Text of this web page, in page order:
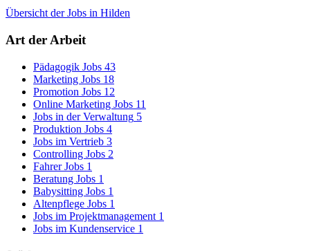
Übersicht der Jobs in Hilden
Art der Arbeit
Pädagogik Jobs 43
Marketing Jobs 18
Promotion Jobs 12
Online Marketing Jobs 11
Jobs in der Verwaltung 5
Produktion Jobs 4
Jobs im Vertrieb 3
Controlling Jobs 2
Fahrer Jobs 1
Beratung Jobs 1
Babysitting Jobs 1
Altenpflege Jobs 1
Jobs im Projektmanagement 1
Jobs im Kundenservice 1